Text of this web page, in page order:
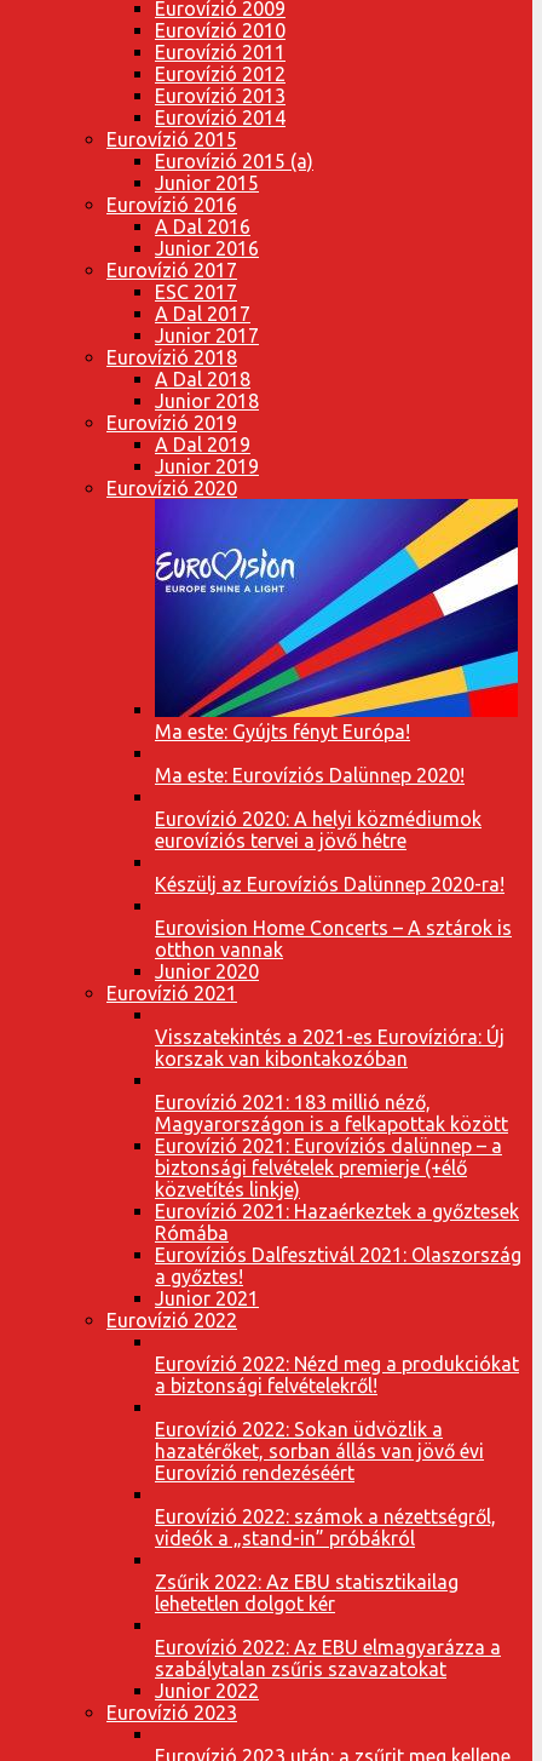
Eurovízió 2009
Eurovízió 2010
Eurovízió 2011
Eurovízió 2012
Eurovízió 2013
Eurovízió 2014
Eurovízió 2015
Eurovízió 2015 (a)
Junior 2015
Eurovízió 2016
A Dal 2016
Junior 2016
Eurovízió 2017
ESC 2017
A Dal 2017
Junior 2017
Eurovízió 2018
A Dal 2018
Junior 2018
Eurovízió 2019
A Dal 2019
Junior 2019
Eurovízió 2020
Ma este: Gyújts fényt Európa!
Ma este: Eurovíziós Dalünnep 2020!
Eurovízió 2020: A helyi közmédiumok
eurovíziós tervei a jövő hétre
Készülj az Eurovíziós Dalünnep 2020-ra!
Eurovision Home Concerts – A sztárok is
otthon vannak
Junior 2020
Eurovízió 2021
Visszatekintés a 2021-es Eurovízióra: Új
korszak van kibontakozóban
Eurovízió 2021: 183 millió néző,
Magyarországon is a felkapottak között
Eurovízió 2021: Eurovíziós dalünnep – a
biztonsági felvételek premierje (+élő
közvetítés linkje)
Eurovízió 2021: Hazaérkeztek a győztesek
Rómába
Eurovíziós Dalfesztivál 2021: Olaszország
a győztes!
Junior 2021
Eurovízió 2022
Eurovízió 2022: Nézd meg a produkciókat
a biztonsági felvételekről!
Eurovízió 2022: Sokan üdvözlik a
hazatérőket, sorban állás van jövő évi
Eurovízió rendezéséért
Eurovízió 2022: számok a nézettségről,
videók a „stand-in” próbákról
Zsűrik 2022: Az EBU statisztikailag
lehetetlen dolgot kér
Eurovízió 2022: Az EBU elmagyarázza a
szabálytalan zsűris szavazatokat
Junior 2022
Eurovízió 2023
Eurovízió 2023 után: a zsűrit meg kellene